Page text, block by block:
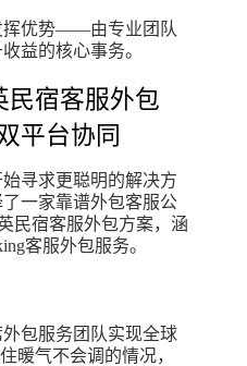
挥优势——由专业团队
益的核心事务。
民宿客服外包
平台协同
寻求更聪明的解决方
一家靠谱外包客服公
民宿客服外包方案，涵
客服外包服务。
包服务团队实现全球
暖气不会调的情况，